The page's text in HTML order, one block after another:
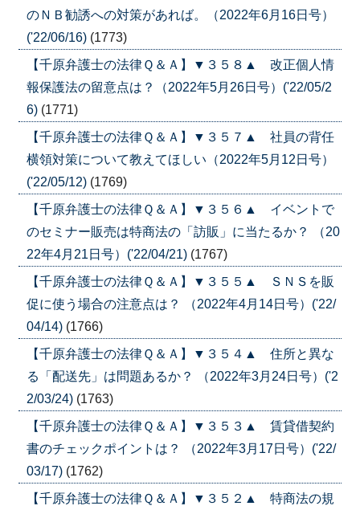
のＮＢ勧誘への対策があれば。（2022年6月16日号）
('22/06/16) (1773)
【千原弁護士の法律Ｑ＆Ａ】▼３５８▲ 改正個人情
報保護法の留意点は？（2022年5月26日号）('22/05/2
6) (1771)
【千原弁護士の法律Ｑ＆Ａ】▼３５７▲ 社員の背任
横領対策について教えてほしい（2022年5月12日号）
('22/05/12) (1769)
【千原弁護士の法律Ｑ＆Ａ】▼３５６▲ イベントで
のセミナー販売は特商法の「訪販」に当たるか？ （20
22年4月21日号）('22/04/21) (1767)
【千原弁護士の法律Ｑ＆Ａ】▼３５５▲ ＳＮＳを販
促に使う場合の注意点は？ （2022年4月14日号）('22/
04/14) (1766)
【千原弁護士の法律Ｑ＆Ａ】▼３５４▲ 住所と異な
る「配送先」は問題あるか？ （2022年3月24日号）('2
2/03/24) (1763)
【千原弁護士の法律Ｑ＆Ａ】▼３５３▲ 賃貸借契約
書のチェックポイントは？ （2022年3月17日号）('22/
03/17) (1762)
【千原弁護士の法律Ｑ＆Ａ】▼３５２▲ 特商法の規